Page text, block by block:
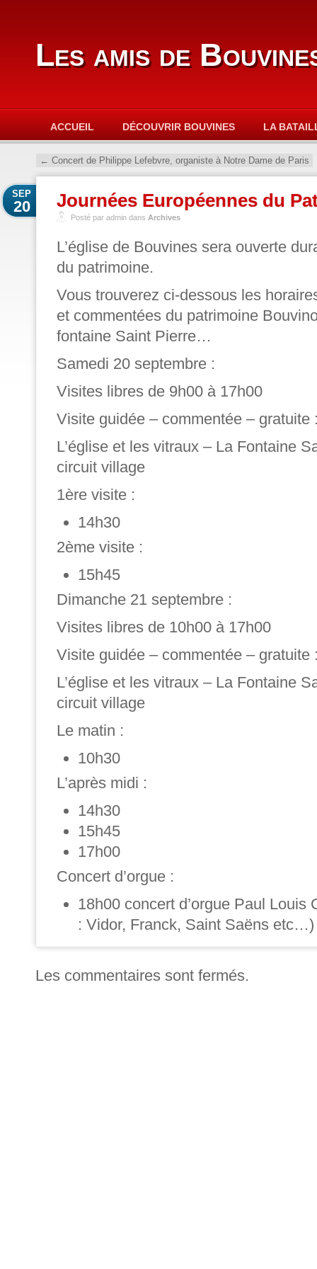
Les amis de
ACCUEIL DÉCOUVRIR BOUVINES LA
← Concert de Philippe Lefebvre, organiste à Notre Dame de Paris
Journées Européennes du
SEP
20
Posté par admin dans Archives
L’église de Bouvines sera ouverte
du patrimoine.
Vous trouverez ci-dessous les
et commentées du patrimoine
fontaine Saint Pierre…
Samedi 20 septembre :
Visites libres de 9h00 à 17h00
Visite guidée – commentée – gratuite
L’église et les vitraux – La Fontaine
circuit village
1ère visite :
14h30
2ème visite :
15h45
Dimanche 21 septembre :
Visites libres de 10h00 à 17h00
Visite guidée – commentée – gratuite
L’église et les vitraux – La Fontaine
circuit village
Le matin :
10h30
L’après midi :
14h30
15h45
17h00
Concert d’orgue :
18h00 concert d’orgue Paul Louis
: Vidor, Franck, Saint Saëns etc…)
Les commentaires sont fermés.